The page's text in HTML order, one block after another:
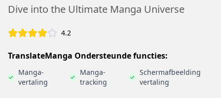
Dive into the Ultimate Manga Universe
4.2
TranslateManga Ondersteunde functies:
Manga-
vertaling
Manga-
tracking
Schermafbeelding
vertaling